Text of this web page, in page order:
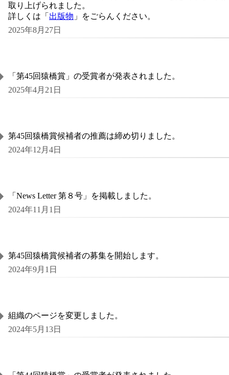
取り上げられました。
詳しくは「 出版物 」をごらんください。
2025年8月27日
「第45回猿橋賞」の受賞者が発表されました。
2025年4月21日
第45回猿橋賞候補者の推薦は締め切りました。
2024年12月4日
「News Letter 第８号」を掲載しました。
2024年11月1日
第45回猿橋賞候補者の募集を開始します。
2024年9月1日
組織のページを変更しました。
2024年5月13日